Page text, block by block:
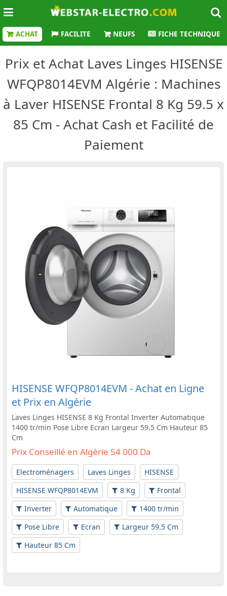
ACHAT FACILITE NEUFS FICHE TECHNIQUE
Prix et Achat Laves Linges HISENSE
WFQP8014EVM Algérie : Machines
à Laver HISENSE Frontal 8 Kg 59.5 x
85 Cm - Achat Cash et Facilité de
Paiement
HISENSE WFQP8014EVM - Achat en Ligne
et Prix en Algérie
Laves Linges HISENSE 8 Kg Frontal Inverter Automatique
1400 tr/min Pose Libre Ecran Largeur 59.5 Cm Hauteur 85
Cm
Prix Conseillé en Algérie 54 000 Da
Electroménagers Laves Linges
HISENSE
HISENSE WFQP8014EVM
8 Kg
Frontal
Inverter
Automatique
1400 tr/min
Pose Libre
Ecran
Largeur 59.5 Cm
Hauteur 85 Cm